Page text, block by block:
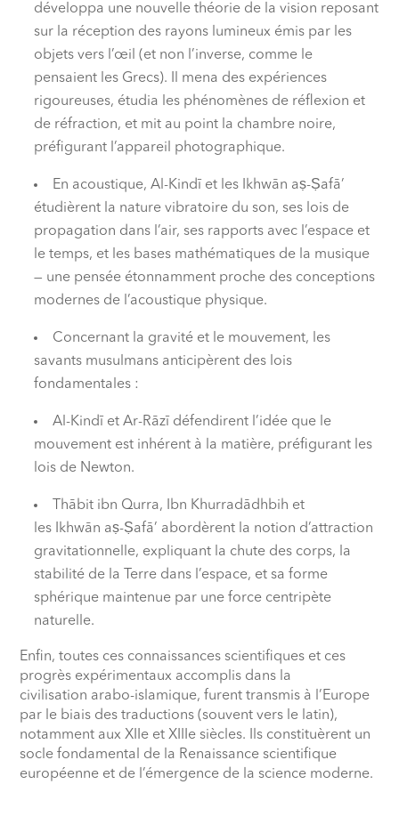
développa une nouvelle théorie de la vision reposant
sur la réception des rayons lumineux émis par les
objets vers l’œil (et non l’inverse, comme le
pensaient les Grecs). Il mena des expériences
rigoureuses, étudia les phénomènes de réflexion et
de réfraction, et mit au point la chambre noire,
préfigurant l’appareil photographique.
En acoustique, Al-Kindī et les Ikhwān aṣ-Ṣafā’
étudièrent la nature vibratoire du son, ses lois de
propagation dans l’air, ses rapports avec l’espace et
le temps, et les bases mathématiques de la musique
— une pensée étonnamment proche des conceptions
modernes de l’acoustique physique.
Concernant la gravité et le mouvement, les
savants musulmans anticipèrent des lois
fondamentales :
Al-Kindī et Ar-Rāzī défendirent l’idée que le
mouvement est inhérent à la matière, préfigurant les
lois de Newton.
Thābit ibn Qurra, Ibn Khurradādhbih et
les Ikhwān aṣ-Ṣafā’ abordèrent la notion d’attraction
gravitationnelle, expliquant la chute des corps, la
stabilité de la Terre dans l’espace, et sa forme
sphérique maintenue par une force centripète
naturelle.
Enfin, toutes ces connaissances scientifiques et ces
progrès expérimentaux accomplis dans la
civilisation arabo-islamique, furent transmis à l’Europe
par le biais des traductions (souvent vers le latin),
notamment aux XIIe et XIIIe siècles. Ils constituèrent un
socle fondamental de la Renaissance scientifique
européenne et de l’émergence de la science moderne.